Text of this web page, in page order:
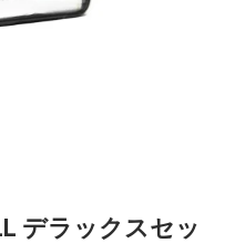
デラックスセッ